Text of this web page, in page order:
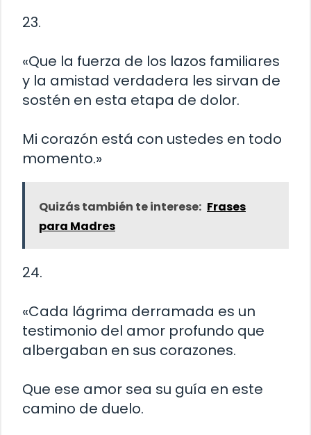
23.
«Que la fuerza de los lazos familiares
y la amistad verdadera les sirvan de
sostén en esta etapa de dolor.
Mi corazón está con ustedes en todo
momento.»
Quizás también te interese: Frases
para Madres
24.
«Cada lágrima derramada es un
testimonio del amor profundo que
albergaban en sus corazones.
Que ese amor sea su guía en este
camino de duelo.